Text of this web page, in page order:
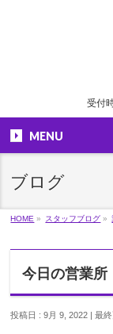
受付
MENU
ブログ
HOME » スタッフブログ »
今日の営業所
投稿日 : 9月 9, 2022 最